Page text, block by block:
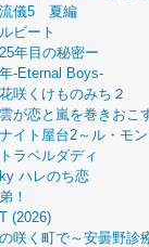
儀5 夏編
ビート
年目の秘密ー
-Eternal Boys-
咲くけものみち２
が恋と嵐を巻きおこ
イト屋台2～ル・モ
ラベルダディ
ハレのち恋
！
(2026)
咲く町で～安曇野診